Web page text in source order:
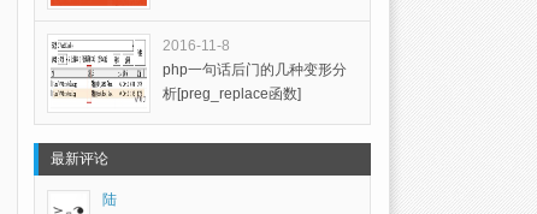
2016-11-8
php一句话后门的几种变形分
析[preg_replace函数]
最新评论
陆